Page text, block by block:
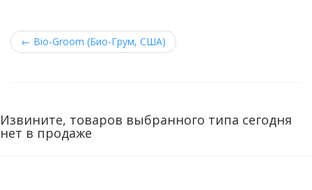
← Bio-Groom (Био-Грум, США)
Извините, товаров выбранного типа сегодня
нет в продаже